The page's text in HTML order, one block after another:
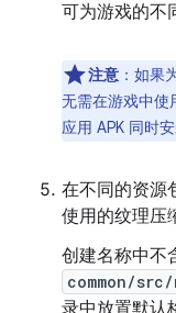
可为游戏的不
注意 ：如果
无需在游戏中使
应用 APK 同时安
在不同的资源
使用的纹理压
创建名称中不
common/
录中放置默认